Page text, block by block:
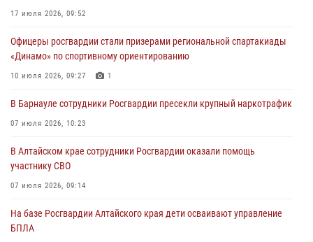
Сотрудники Росгвардии провели встречу с юными пограничниками
03 июля 2026, 04:03
Управление Росгвардии по Алтайскому краю провело для детей
02 июля 2026, 00:55
Алтайскому краю подведены итоги «прямой линии»
01 июля 2026, 07:49
17 июля 2026, 09:52
Офицеры росгвардии стали призерами региональной спартакиады
«Динамо» по спортивному ориентированию
10 июля 2026, 09:27 1
В Барнауле сотрудники Росгвардии пресекли крупный наркотрафик
07 июля 2026, 10:23
В Алтайском крае сотрудники Росгвардии оказали помощь
участнику СВО
07 июля 2026, 09:14
На базе Росгвардии Алтайского края дети осваивают управление
БПЛА